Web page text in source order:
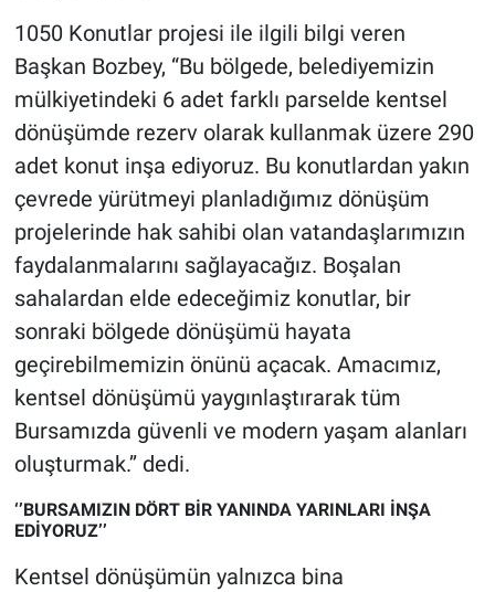
1050 Konutlar projesi ile ilgili bilgi veren
Başkan Bozbey, “Bu bölgede, belediyemizin
mülkiyetindeki 6 adet farklı parselde kentsel
dönüşümde rezerv olarak kullanmak üzere 290
adet konut inşa ediyoruz. Bu konutlardan yakın
çevrede yürütmeyi planladığımız dönüşüm
projelerinde hak sahibi olan vatandaşlarımızın
faydalanmalarını sağlayacağız. Boşalan
sahalardan elde edeceğimiz konutlar, bir
sonraki bölgede dönüşümü hayata
geçirebilmemizin önünü açacak. Amacımız,
kentsel dönüşümü yaygınlaştırarak tüm
Bursamızda güvenli ve modern yaşam alanları
oluşturmak.’’ dedi.
‘’BURSAMIZIN DÖRT BİR YANINDA YARINLARI İNŞA
EDİYORUZ’’
Kentsel dönüşümün yalnızca bina